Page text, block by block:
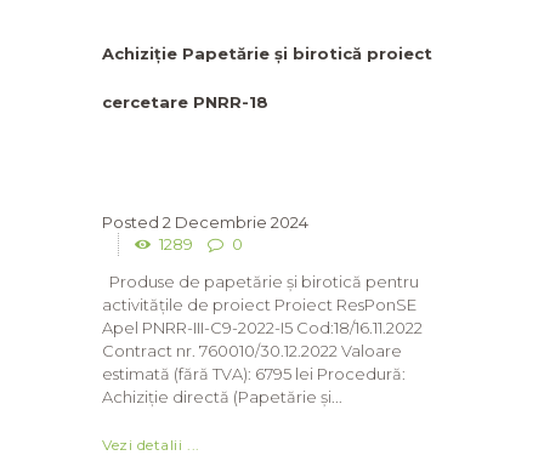
Achiziție Papetărie și birotică proiect
cercetare PNRR-18
2 Decembrie 2024
1289
0
Produse de papetărie și birotică pentru
activitățile de proiect Proiect ResPonSE
Apel PNRR-III-C9-2022-I5 Cod:18/16.11.2022
Contract nr. 760010/30.12.2022 Valoare
estimată (fără TVA): 6795 lei Procedură:
Achiziție directă (Papetărie și...
Vezi detalii ...